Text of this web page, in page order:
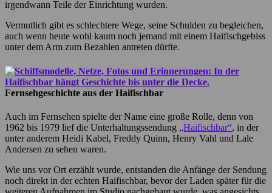
irgendwann Teile der Einrichtung wurden.
Vermutlich gibt es schlechtere Wege, seine Schulden zu begleichen,
auch wenn heute wohl kaum noch jemand mit einem Haifischgebiss
unter dem Arm zum Bezahlen antreten dürfte.
Fernsehgeschichte aus der Haifischbar
Auch im Fernsehen spielte der Name eine große Rolle, denn von
1962 bis 1979 lief die Unterhaltungssendung „Haifischbar“, in der
unter anderem Heidi Kabel, Freddy Quinn, Henry Vahl und Lale
Andersen zu sehen waren.
Wie uns vor Ort erzählt wurde, entstanden die Anfänge der Sendung
noch direkt in der echten Haifischbar, bevor der Laden später für die